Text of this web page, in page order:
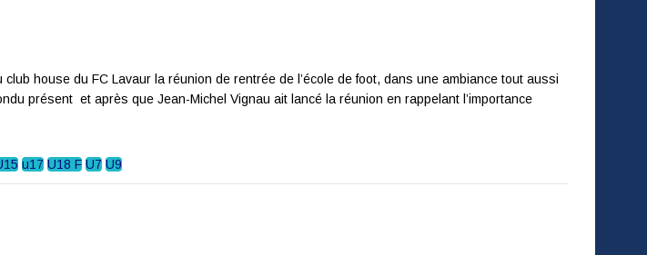
house du FC Lavaur la réunion de rentrée de l’école de foot, dans une ambiance tout aussi
présent et après que Jean-Michel Vignau ait lancé la réunion en rappelant l’importance
u17 U18 F U7 U9